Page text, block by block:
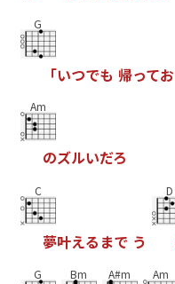
G
「いつでも 帰ってお
Am
のズルいだろ
C
夢叶える まで う
D
G Bm A#m Am